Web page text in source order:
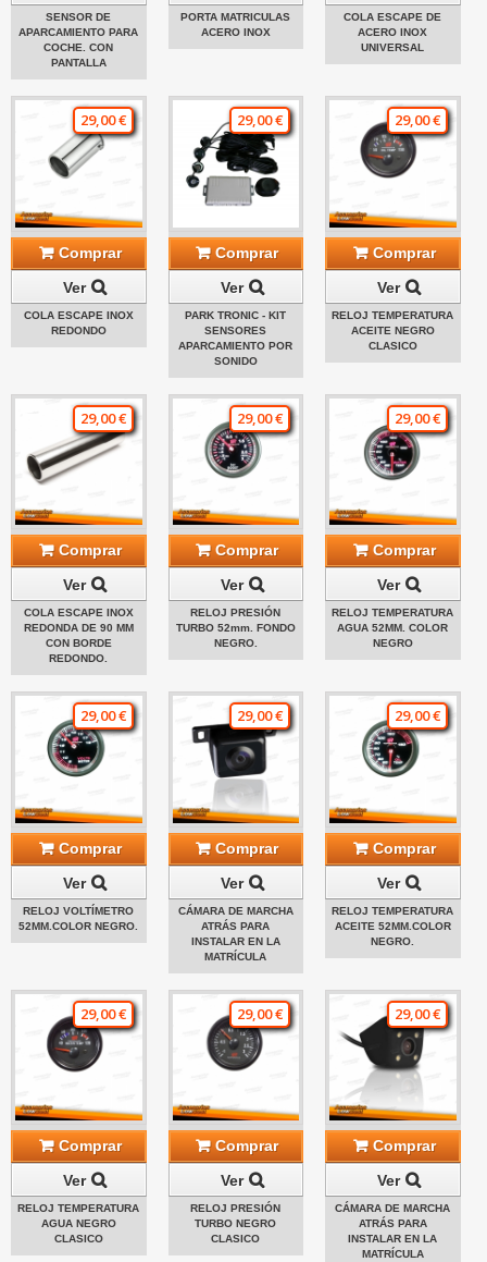
SENSOR DE
APARCAMIENTO PARA
COCHE. CON
PANTALLA
PORTA MATRICULAS
ACERO INOX
COLA ESCAPE DE
ACERO INOX
UNIVERSAL
29,00 €
Comprar
Ver
COLA ESCAPE INOX
REDONDO
29,00 €
Comprar
Ver
PARK TRONIC - KIT
SENSORES
APARCAMIENTO POR
SONIDO
29,00 €
Comprar
Ver
RELOJ TEMPERATURA
ACEITE NEGRO
CLASICO
29,00 €
Comprar
Ver
COLA ESCAPE INOX
REDONDA DE 90 MM
CON BORDE
REDONDO.
29,00 €
Comprar
Ver
RELOJ PRESIÓN
TURBO 52mm. FONDO
NEGRO.
29,00 €
Comprar
Ver
RELOJ TEMPERATURA
AGUA 52MM. COLOR
NEGRO
29,00 €
Comprar
Ver
RELOJ VOLTÍMETRO
52MM.COLOR NEGRO.
29,00 €
Comprar
Ver
CÁMARA DE MARCHA
ATRÁS PARA
INSTALAR EN LA
MATRÍCULA
29,00 €
Comprar
Ver
RELOJ TEMPERATURA
ACEITE 52MM.COLOR
NEGRO.
29,00 €
Comprar
Ver
RELOJ TEMPERATURA
AGUA NEGRO
CLASICO
29,00 €
Comprar
Ver
RELOJ PRESIÓN
TURBO NEGRO
CLASICO
29,00 €
Comprar
Ver
CÁMARA DE MARCHA
ATRÁS PARA
INSTALAR EN LA
MATRÍCULA